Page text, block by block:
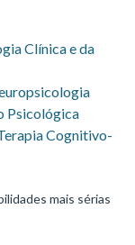
Clínica e da
Psicológica
Cognitivo-
mais sérias